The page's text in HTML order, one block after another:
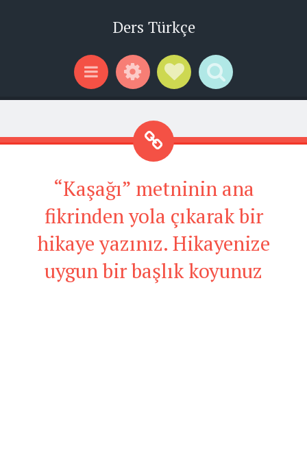
Ders Türkçe
Menu WidgetsSocial Links
Search
“Kaşağı” metninin ana
fikrinden yola çıkarak bir
hikaye yazınız. Hikayenize
uygun bir başlık koyunuz